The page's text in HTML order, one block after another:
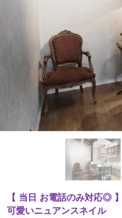
【 当日 お電話のみ対応◎
可愛いニュアンスネイル